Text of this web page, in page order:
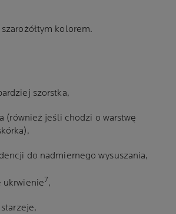
kolorem.
szorstka,
(również jeśli chodzi o warstwę
do nadmiernego wysuszania,
ukrwienie7,